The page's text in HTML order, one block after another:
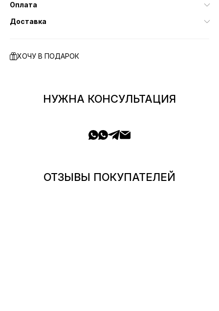
Оплата
Доставка
ХОЧУ В ПОДАРОК
НУЖНА КОНСУЛЬТАЦИЯ
ОТЗЫВЫ ПОКУПАТЕЛЕЙ